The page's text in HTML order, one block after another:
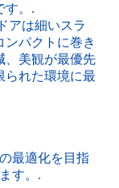
す。.
アは細いスラ
ンパクトに巻き
、美観が最優先
られた環境に最
最適化を目指
す。.